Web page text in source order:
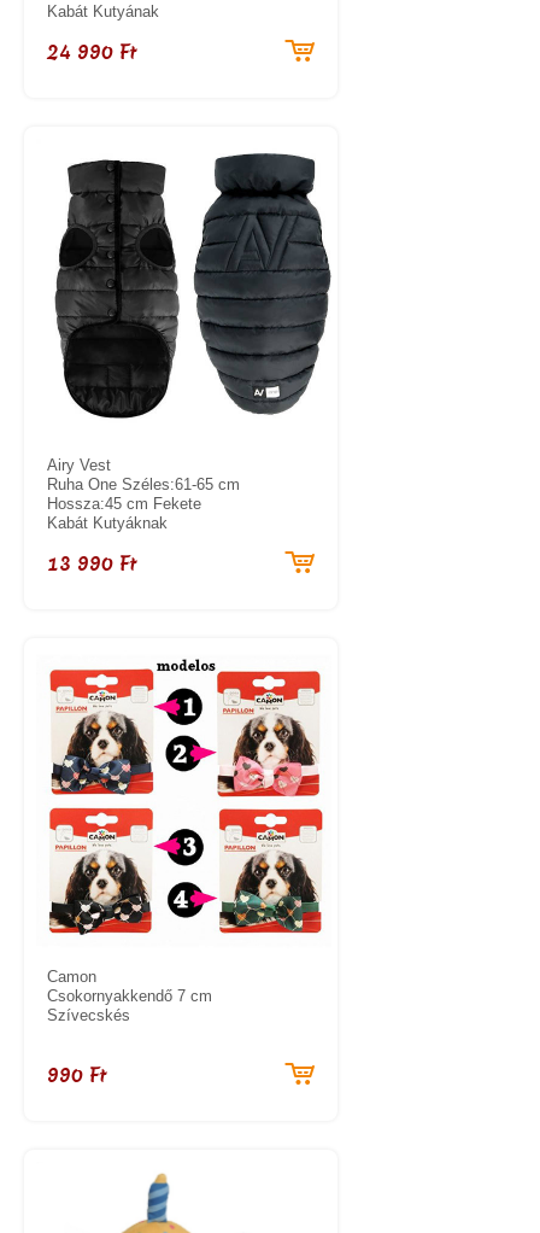
Kabát Kutyának
24 990 Ft
Airy Vest
Ruha One Széles:61-65 cm
Hossza:45 cm Fekete
Kabát Kutyáknak
13 990 Ft
Camon
Csokornyakkendő 7 cm
Szívecskés
990 Ft